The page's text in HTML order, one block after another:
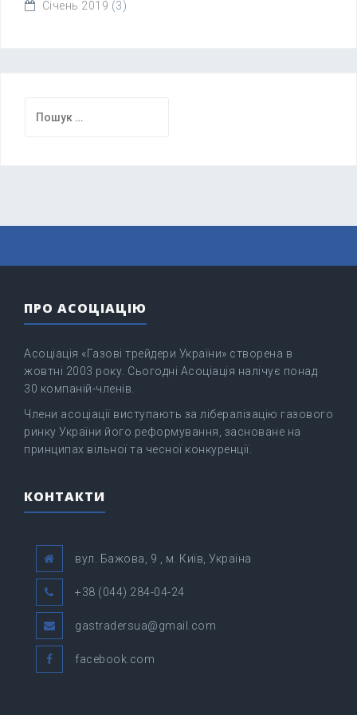
Січень 2019 (3)
ПРО АСОЦІАЦІЮ
Асоціація «Газові трейдери України» створена в
жовтні 2003 року. Сьогодні Асоціація налічує понад
30 компаній-членів.
Члени асоціації виступають за лібералізацію газового
ринку України його реформування, засноване на
принципах вільної та чесної конкуренції.
КОНТАКТИ
вул. Бажова, 9 , м. Київ, Україна
+38 (044) 284-04-24
gastradersua@gmail.com
facebook.com